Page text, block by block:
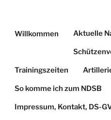
Willkommen Aktuelle
Trainingszeiten
So komme ich zum NDSB
Impressum, Kontakt, DS-